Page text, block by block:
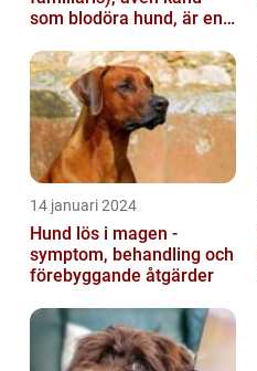
som blodöra hund, är en
kara...
14 januari 2024
Hund lös i magen -
symptom, behandling och
förebyggande åtgärder